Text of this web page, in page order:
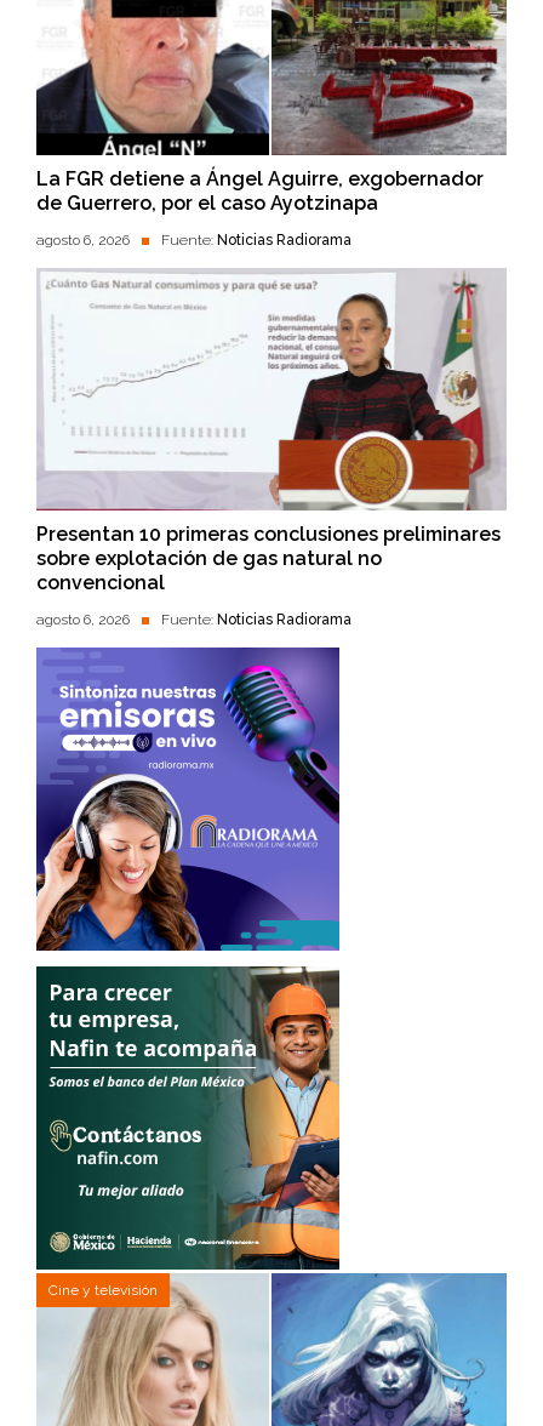
La FGR detiene a Ángel Aguirre, exgobernador
de Guerrero, por el caso Ayotzinapa
agosto 6, 2026 Fuente: Noticias Radiorama
Presentan 10 primeras conclusiones preliminares
sobre explotación de gas natural no
convencional
agosto 6, 2026 Fuente: Noticias Radiorama
Cine y televisión